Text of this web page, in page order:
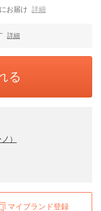
にお届け 詳細
詳細
る
）
マイブランド登録